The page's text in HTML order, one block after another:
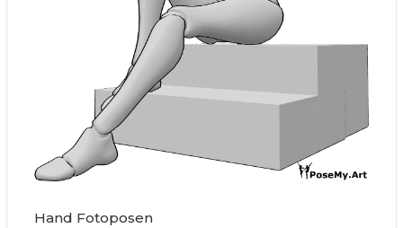
Hand Fotoposen